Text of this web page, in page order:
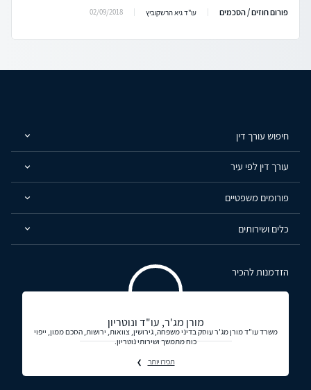
פורום חוזים / הסכמים עו"ד גיא הרשקוביץ 02/09/2018
חיפוש עורך דין
עורך דין לפי עיר
פורומים משפטיים
כלים ושירותים
הזדמנות להכיר
מורן מג'ר, עו"ד ונוטריון
משרד עו"ד מורן מג'ר עוסק בדיני משפחה, גירושין, צוואות, ירושות, הסכם ממון, ייפוי
כוח מתמשך ושירותי נוטריון.
תכירו יותר